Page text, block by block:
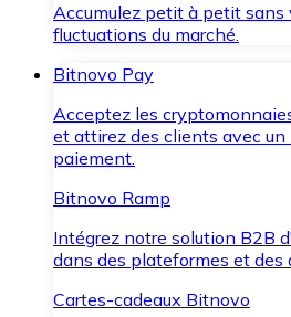
Accumulez petit à petit sans
fluctuations du marché.
Bitnovo Pay
Acceptez les
et attirez des clients avec un
paiement.
Bitnovo Ramp
Intégrez notre solution B2B
dans des plateformes et des
Cartes-cadeaux Bitnovo